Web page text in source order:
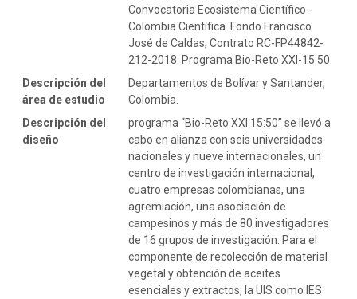
Convocatoria Ecosistema Científico -
Colombia Científica. Fondo Francisco
José de Caldas, Contrato RC-FP44842-
212-2018. Programa Bio-Reto XXI-15:50.
Descripción del
área de estudio
Departamentos de Bolívar y Santander,
Colombia.
Descripción del
diseño
programa “Bio-Reto XXI 15:50” se llevó a
cabo en alianza con seis universidades
nacionales y nueve internacionales, un
centro de investigación internacional,
cuatro empresas colombianas, una
agremiación, una asociación de
campesinos y más de 80 investigadores
de 16 grupos de investigación. Para el
componente de recolección de material
vegetal y obtención de aceites
esenciales y extractos, la UIS como IES